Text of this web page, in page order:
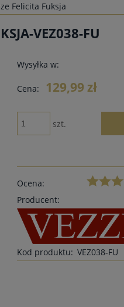
Felicita Fuksja
VEZ038-FU
Wysyłka w:
Cena: 129,99 zł
szt.
Ocena:
Producent:
Kod produktu: VEZ038-FU